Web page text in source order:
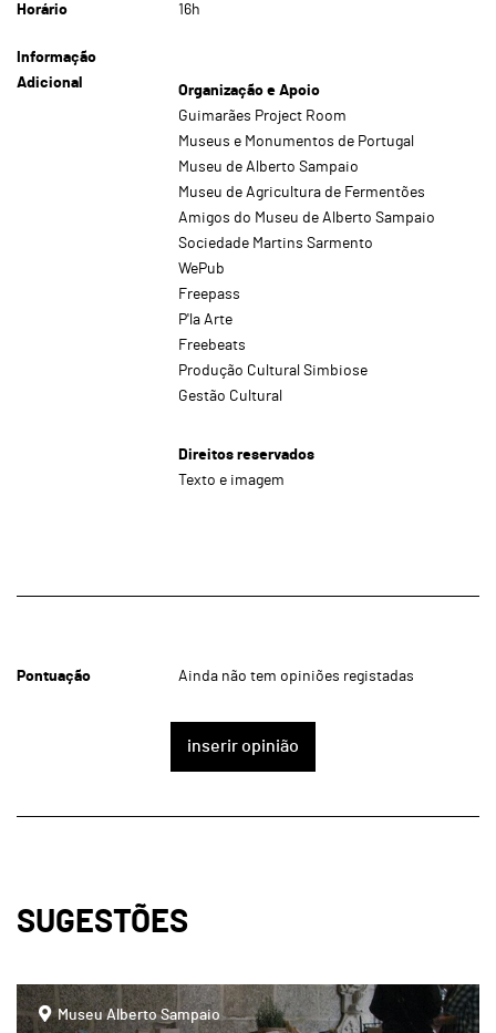
Horário 16h
Informação
Adicional
Organização e Apoio
Guimarães Project Room
Museus e Monumentos de Portugal
Museu de Alberto Sampaio
Museu de Agricultura de Fermentões
Amigos do Museu de Alberto Sampaio
Sociedade Martins Sarmento
WePub
Freepass
P'la Arte
Freebeats
Produção Cultural Simbiose
Gestão Cultural
Direitos reservados
Texto e imagem
Pontuação Ainda não tem opiniões registadas
inserir opinião
SUGESTÕES
page
Museu Alberto Sampaio